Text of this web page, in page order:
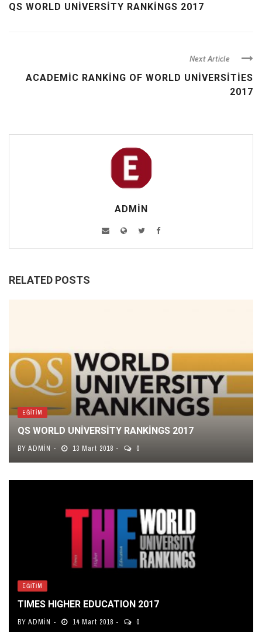
QS WORLD UNIVERSITY RANKINGS 2017
Next Article
ACADEMIC RANKING OF WORLD UNIVERSITIES
2017
ADMIN
RELATED POSTS
EĞITIM
QS WORLD UNIVERSITY RANKINGS 2017
BY ADMIN 13 Mart 2018 0
EĞITIM
TIMES HIGHER EDUCATION 2017
BY ADMIN 14 Mart 2018 0